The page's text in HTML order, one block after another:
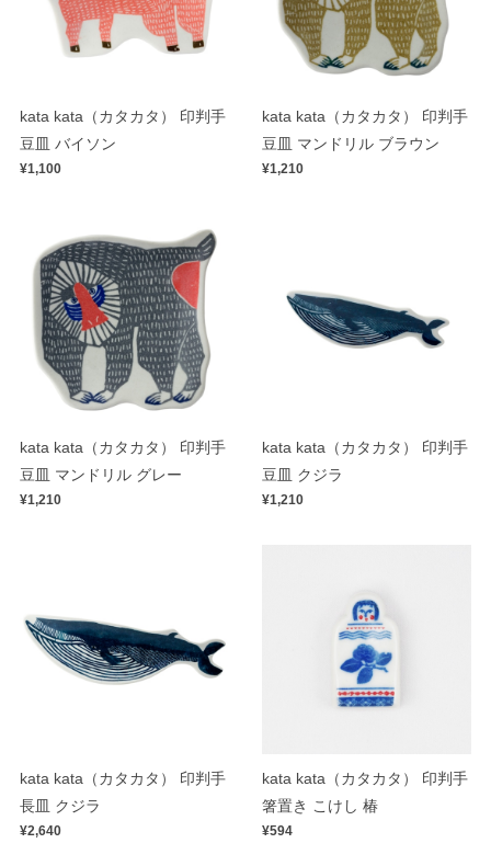
kata kata（カタカタ） 印判手
豆皿 バイソン
¥1,100
kata kata（カタカタ） 印判手
豆皿 マンドリル ブラウン
¥1,210
kata kata（カタカタ） 印判手
豆皿 マンドリル グレー
¥1,210
kata kata（カタカタ） 印判手
豆皿 クジラ
¥1,210
kata kata（カタカタ） 印判手
長皿 クジラ
¥2,640
kata kata（カタカタ） 印判手
箸置き こけし 椿
¥594